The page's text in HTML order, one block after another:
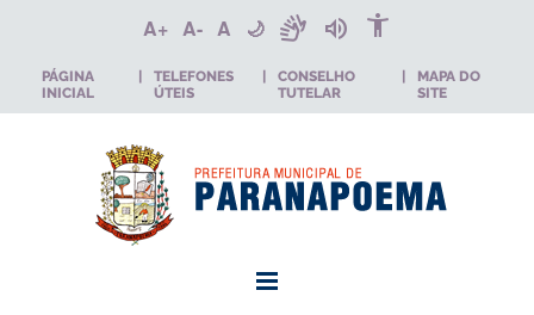
A+ A- A 🌙 sign_language volume_up accessibility_new
PÁGINA
INICIAL
TELEFONES
ÚTEIS
CONSELHO
TUTELAR
MAPA DO
SITE